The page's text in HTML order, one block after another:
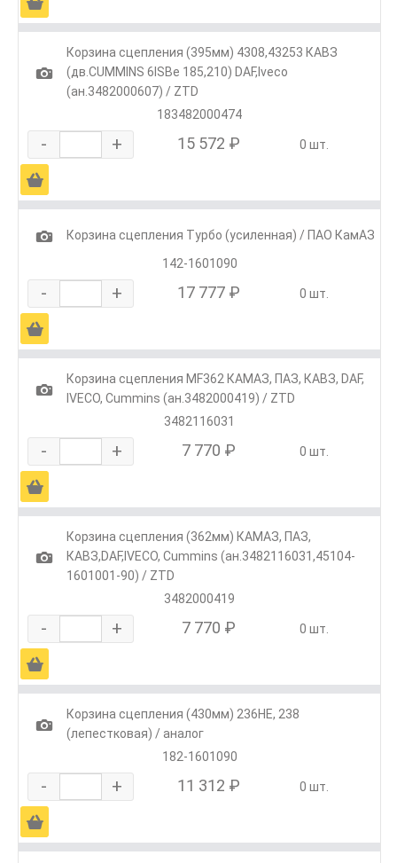
1
Корзина сцепления (395мм) 4308,43253 КАВЗ
(дв.CUMMINS 6ISBe 185,210) DAF,Iveco
(ан.3482000607) / ZTD
183482000474
- + 15 572 ₽ 0 шт.
Ä
1
Корзина сцепления Турбо (усиленная) / ПАО КамАЗ
142-1601090
- + 17 777 ₽ 0 шт.
Ä
1
Корзина сцепления MF362 КАМАЗ, ПАЗ, КАВЗ, DAF,
IVECO, Cummins (ан.3482000419) / ZTD
3482116031
- + 7 770 ₽ 0 шт.
Ä
1
Корзина сцепления (362мм) КАМАЗ, ПАЗ,
КАВЗ,DAF,IVECO, Cummins (ан.3482116031,45104-
1601001-90) / ZTD
3482000419
- + 7 770 ₽ 0 шт.
Ä
1
Корзина сцепления (430мм) 236НЕ, 238
(лепестковая) / аналог
182-1601090
- + 11 312 ₽ 0 шт.
Ä